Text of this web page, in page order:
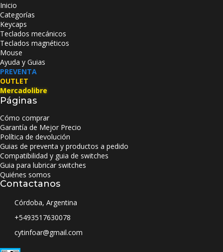
Inicio
Categorías
Keycaps
Teclados mecánicos
Teclados magnéticos
Mouse
Ayuda y Guias
PREVENTA
OUTLET
Mercadolibre
Páginas
Cómo comprar
Garantía de Mejor Precio
Política de devolución
Guias de preventa y productos a pedido
Compatibilidad y guia de switches
Guia para lubricar switches
Quiénes somos
Contactanos
Córdoba, Argentina
+5493517630078
cytinfoar@gmail.com